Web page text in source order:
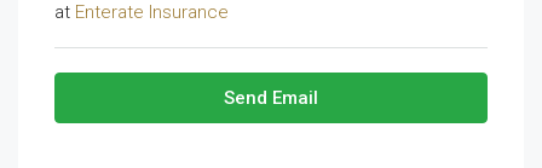
at Enterate Insurance
Send Email